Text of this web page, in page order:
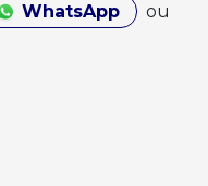
WhatsApp
ou